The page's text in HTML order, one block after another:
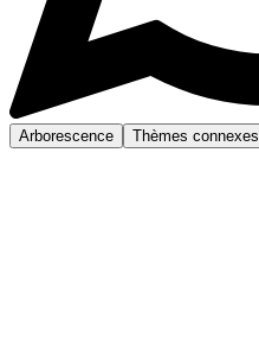
Arborescence Thèmes connexes